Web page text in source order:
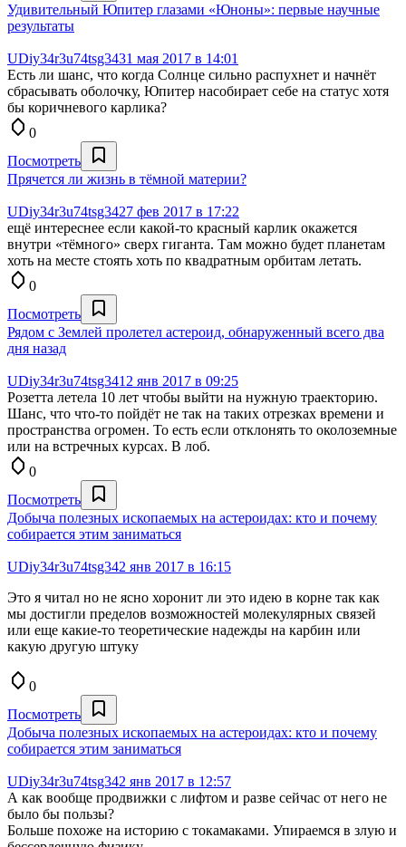
Удивительный Юпитер глазами «Юноны»: первые научные
результаты
UDiy34r3u74tsg3431 мая 2017 в 14:01
Есть ли шанс, что когда Солнце сильно распухнет и начнёт
сбрасывать оболочку, Юпитер насобирает себе на статус хотя
бы коричневого карлика?
0
Посмотреть
Прячется ли жизнь в тёмной материи?
UDiy34r3u74tsg3427 фев 2017 в 17:22
ещё интереснее если какой-то красный карлик окажется
внутри «тёмного» сверх гиганта. Там можно будет планетам
хоть на месте стоять хоть по квадратным орбитам летать.
0
Посмотреть
Рядом с Землей пролетел астероид, обнаруженный всего два
дня назад
UDiy34r3u74tsg3412 янв 2017 в 09:25
Розетта летела 10 лет чтобы выйти на нужную траекторию.
Шанс, что что-то пойдёт не так на таких отрезках времени и
пространства огромен. То есть если отклонять то околоземные
или на встречных курсах. В лоб.
0
Посмотреть
Добыча полезных ископаемых на астероидах: кто и почему
собирается этим заниматься
UDiy34r3u74tsg342 янв 2017 в 16:15
Это я читал но не ясно хоронит ли это идею в корне так как
мы достигли пределов возможностей молекулярных связей
или еще какие-то теоретические надежды на карбин или
какую другую штуку
0
Посмотреть
Добыча полезных ископаемых на астероидах: кто и почему
собирается этим заниматься
UDiy34r3u74tsg342 янв 2017 в 12:57
А как вообще продвижки с лифтом и разве сейчас от него не
было бы пользы?
Больше похоже на историю с токамаками. Упираемся в злую и